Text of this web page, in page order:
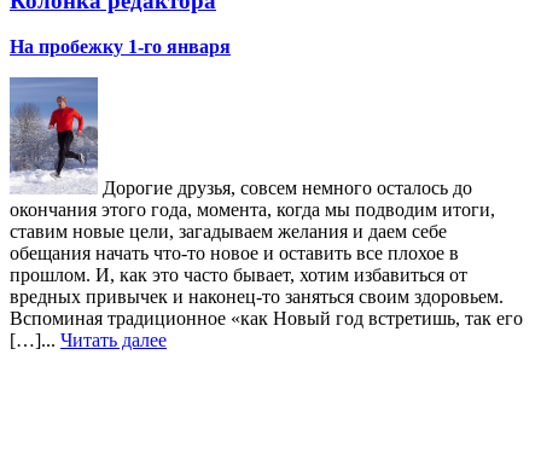
На пробежку 1-го января
Дорогие друзья, совсем немного осталось до
окончания этого года, момента, когда мы подводим итоги,
ставим новые цели, загадываем желания и даем себе
обещания начать что-то новое и оставить все плохое в
прошлом. И, как это часто бывает, хотим избавиться от
вредных привычек и наконец-то заняться своим здоровьем.
Вспоминая традиционное «как Новый год встретишь, так его
[…]... Читать далее